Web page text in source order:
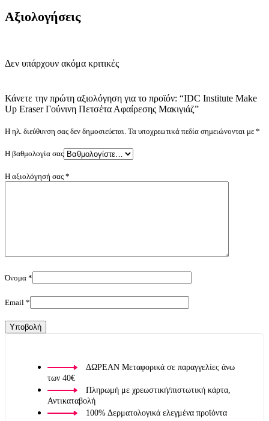
Αξιολογήσεις
Δεν υπάρχουν ακόμα κριτικές
Κάνετε την πρώτη αξιολόγηση για το προϊόν: “IDC Institute Make
Up Eraser Γούνινη Πετσέτα Αφαίρεσης Μακιγιάζ”
Η ηλ. διεύθυνση σας δεν δημοσιεύεται. Τα υποχρεωτικά πεδία σημειώνονται με *
Η βαθμολογία σας
Η αξιολόγησή σας *
Όνομα *
Email *
ΔΩΡΕΑΝ Μεταφορικά σε παραγγελίες άνω
των 40€
Πληρωμή με χρεωστική/πιστωτική κάρτα,
Αντικαταβολή
100% Δερματολογικά ελεγμένα προϊόντα